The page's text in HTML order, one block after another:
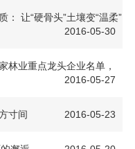
： 让“硬骨头”土壤变“温柔”
2016-05-30
林业重点龙头企业名单，
2016-05-27
寸间 2016-05-23